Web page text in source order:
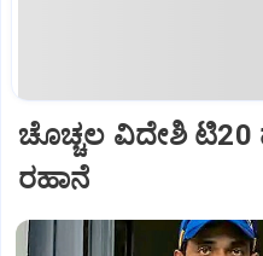
ಚೊಚ್ಚಲ ವಿದೇಶಿ ಟಿ20
ರಹಾನೆ